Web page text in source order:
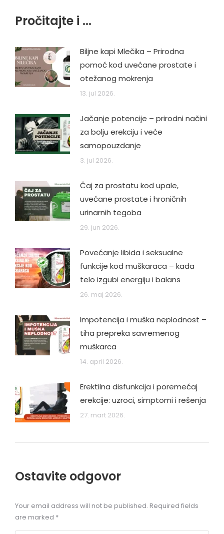
Pročitajte i ...
Biljne kapi Mlečika – Prirodna
pomoć kod uvećane prostate i
otežanog mokrenja
13. jul 2026.
Jačanje potencije – prirodni načini
za bolju erekciju i veće
samopouzdanje
3. jul 2026.
Čaj za prostatu kod upale,
uvećane prostate i hroničnih
urinarnih tegoba
29. jun 2026.
Povećanje libida i seksualne
funkcije kod muškaraca – kada
telo izgubi energiju i balans
26. maj 2026.
Impotencija i muška neplodnost –
tiha prepreka savremenog
muškarca
14. april 2026.
Erektilna disfunkcija i poremećaj
erekcije: uzroci, simptomi i rešenja
27. mart 2026.
Ostavite odgovor
Your email address will not be published. Required fields
are marked *